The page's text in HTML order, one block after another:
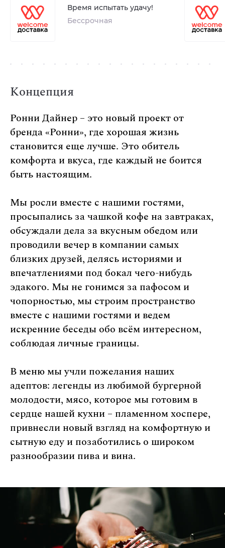
Время испытать удачу!
Бессрочная
Концепция
Ронни Дайнер – это новый проект от
бренда «Ронни», где хорошая жизнь
становится еще лучше. Это обитель
комфорта и вкуса, где каждый не боится
быть настоящим.
Мы росли вместе с нашими гостями,
просыпались за чашкой кофе на завтраках,
обсуждали дела за вкусным обедом или
проводили вечер в компании самых
близких друзей, делясь историями и
впечатлениями под бокал чего-нибудь
эдакого. Мы не гонимся за пафосом и
чопорностью, мы строим пространство
вместе с нашими гостями и ведем
искренние беседы обо всём интересном,
соблюдая личные границы.
В меню мы учли пожелания наших
адептов: легенды из любимой бургерной
молодости, мясо, которое мы готовим в
сердце нашей кухни – пламенном хоспере,
привнесли новый взгляд на комфортную и
сытную еду и позаботились о широком
разнообразии пива и вина.